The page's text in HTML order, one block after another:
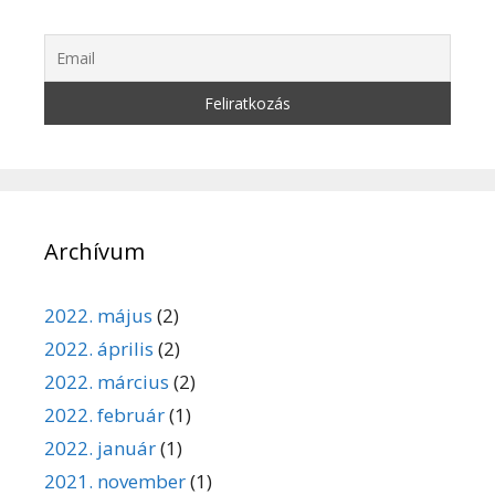
Archívum
2022. május (2)
2022. április (2)
2022. március (2)
2022. február(1)
2022. január(1)
2021. november(1)